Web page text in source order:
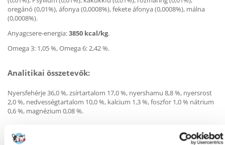
oregánó (0,01%), áfonya (0,0008%), fekete áfonya (0,0008%), málna
(0,0008%).
Anyagcsere-energia:3850 kcal/kg.
Omega 3: 1,05 %, Omega 6: 2,42 %.
Analitikai összetevők:
Nyersfehérje 36,0 %, zsírtartalom 17,0 %, nyershamu 8,8 %, nyersrost
2,0 %, nedvességtartalom 10,0 %, kalcium 1,3 %, foszfor 1,0 % nátrium
0,6 %, magnézium 0,08 %.
Táplálékkiegészítők kilogrammonként: